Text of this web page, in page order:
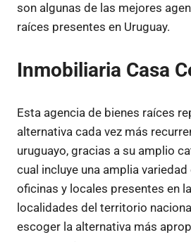
son algunas de las mejores
raíces presentes en Uruguay.
Inmobiliaria Casa
Esta agencia de bienes raíces
alternativa cada vez más
uruguayo, gracias a su amplio
cual incluye una amplia variedad
oficinas y locales presentes en
localidades del territorio
escoger la alternativa más